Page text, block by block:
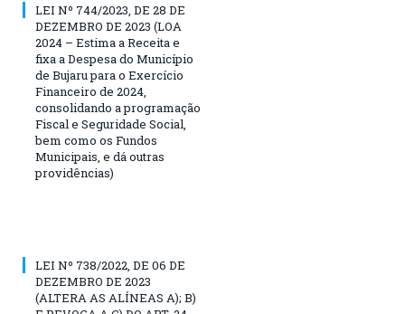
LEI Nº 744/2023, DE 28 DE
DEZEMBRO DE 2023 (LOA
2024 – Estima a Receita e
fixa a Despesa do Município
de Bujaru para o Exercício
Financeiro de 2024,
consolidando a programação
Fiscal e Seguridade Social,
bem como os Fundos
Municipais, e dá outras
providências)
LEI Nº 738/2022, DE 06 DE
DEZEMBRO DE 2023
(ALTERA AS ALÍNEAS A); B)